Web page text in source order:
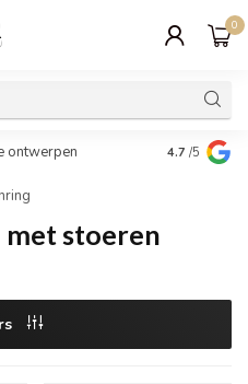
0
ontwerpen Wij
cadeau
4.7 /5
met stoeren